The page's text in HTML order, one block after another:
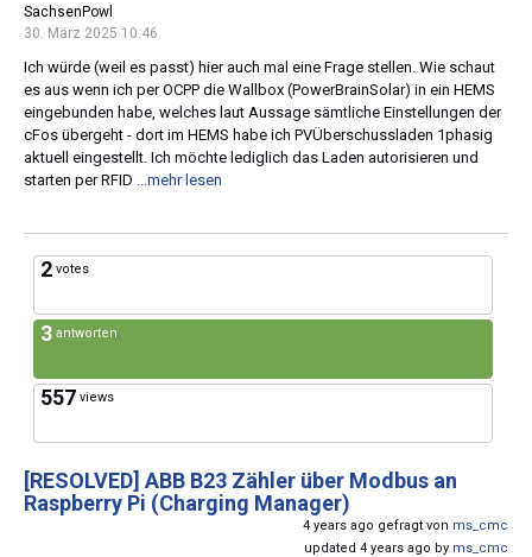
SachsenPowl
30. März 2025 10:46
Ich würde (weil es passt) hier auch mal eine Frage stellen. Wie schaut
es aus wenn ich per OCPP die Wallbox (PowerBrainSolar) in ein HEMS
eingebunden habe, welches laut Aussage sämtliche Einstellungen der
cFos übergeht - dort im HEMS habe ich PVÜberschussladen 1phasig
aktuell eingestellt. Ich möchte lediglich das Laden autorisieren und
starten per RFID
...mehr lesen
2 votes
3 antworten
557 views
[RESOLVED] ABB B23 Zähler über Modbus an
Raspberry Pi (Charging Manager)
4 years ago gefragt von ms_cmc
updated 4 years ago by ms_cmc